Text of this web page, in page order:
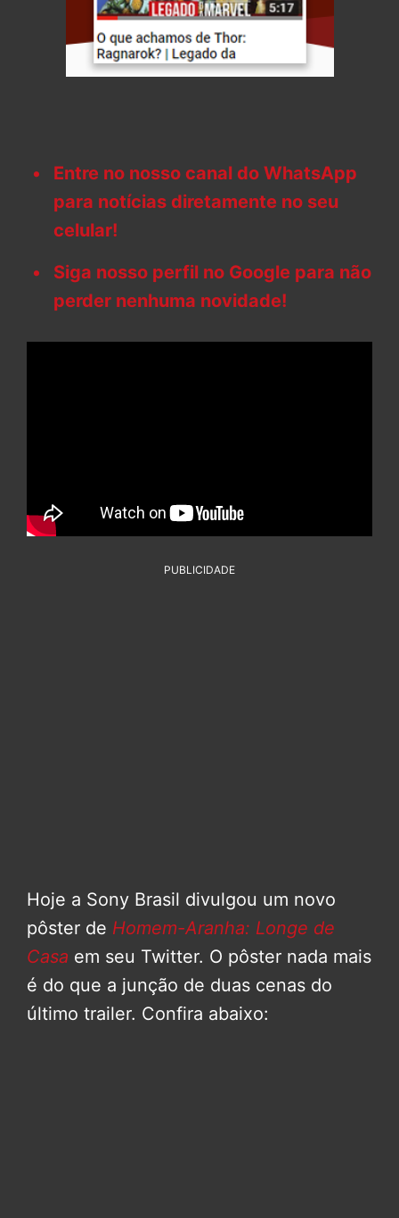
Entre no nosso canal do WhatsApp
para notícias diretamente no seu
celular!
Siga nosso perfil no Google para não
perder nenhuma novidade!
PUBLICIDADE
Hoje a Sony Brasil divulgou um novo
pôster de Homem-Aranha: Longe de
Casa em seu Twitter. O pôster nada mais
é do que a junção de duas cenas do
último trailer. Confira abaixo: